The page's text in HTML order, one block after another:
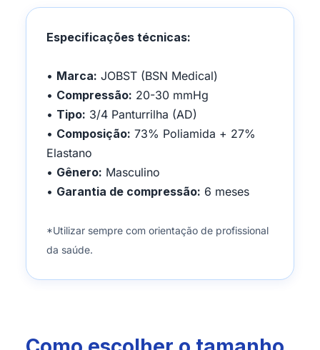
Especificações técnicas:
• Marca: JOBST (BSN Medical)
• Compressão: 20-30 mmHg
• Tipo: 3/4 Panturrilha (AD)
• Composição: 73% Poliamida + 27%
Elastano
• Gênero: Masculino
• Garantia de compressão: 6 meses
*Utilizar sempre com orientação de profissional
da saúde.